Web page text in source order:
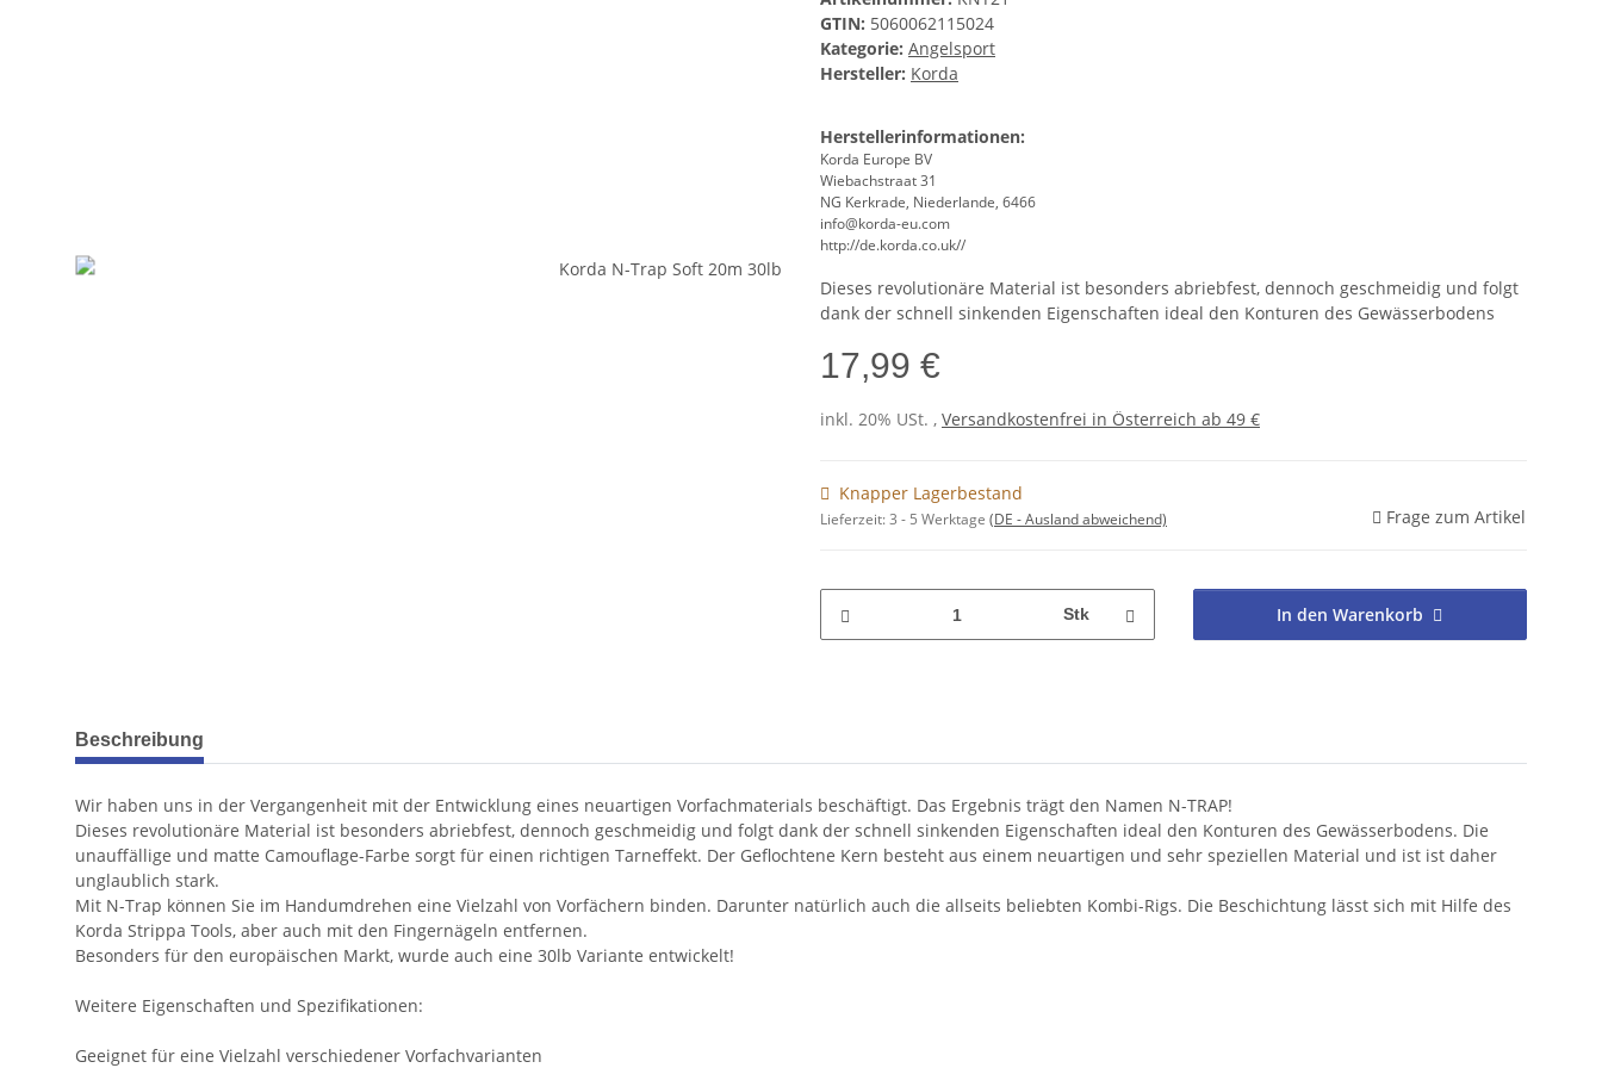
GTIN: 5060062115024
Kategorie: Angelsport
Hersteller: Korda
Herstellerinformationen:
Korda Europe BV
Wiebachstraat 31
NG Kerkrade, Niederlande, 6466
info@korda-eu.com
http://de.korda.co.uk//
Dieses revolutionäre Material ist besonders abriebfest, dennoch geschmeidig und folgt
dank der schnell sinkenden Eigenschaften ideal den Konturen des Gewässerbodens
17,99 €
inkl. 20% USt. , Versandkostenfrei in Österreich ab 49 €
Knapper Lagerbestand
Lieferzeit:3 - 5 Werktage (DE - Ausland abweichend) Frage zum Artikel
Stk In den Warenkorb
weitere Registerkarten anzeigen
Beschreibung
Wir haben uns in der Vergangenheit mit der Entwicklung eines neuartigen Vorfachmaterials beschäftigt. Das Ergebnis trägt den Namen N-TRAP!
Dieses revolutionäre Material ist besonders abriebfest, dennoch geschmeidig und folgt dank der schnell sinkenden Eigenschaften ideal den Konturen des Gewässerbodens. Die
unauffällige und matte Camouflage-Farbe sorgt für einen richtigen Tarneffekt. Der Geflochtene Kern besteht aus einem neuartigen und sehr speziellen Material und ist ist daher
unglaublich stark.
Mit N-Trap können Sie im Handumdrehen eine Vielzahl von Vorfächern binden. Darunter natürlich auch die allseits beliebten Kombi-Rigs. Die Beschichtung lässt sich mit Hilfe des
Korda Strippa Tools, aber auch mit den Fingernägeln entfernen.
Besonders für den europäischen Markt, wurde auch eine 30lb Variante entwickelt!
Weitere Eigenschaften und Spezifikationen:
Geeignet für eine Vielzahl verschiedener Vorfachvarianten